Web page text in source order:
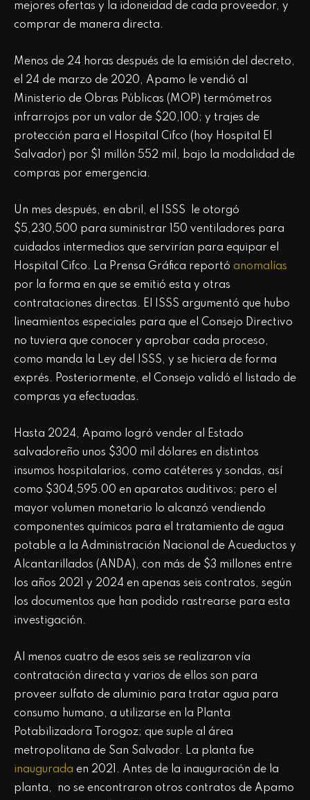
mejores ofertas y la idoneidad de cada proveedor, y
comprar de manera directa.
Menos de 24 horas después de la emisión del decreto,
el 24 de marzo de 2020, Apamo le vendió al
Ministerio de Obras Públicas (MOP) termómetros
infrarrojos por un valor de $20,100; y trajes de
protección para el Hospital Cifco (hoy Hospital El
Salvador) por $1 millón 552 mil, bajo la modalidad de
compras por emergencia.
Un mes después, en abril, el ISSS le otorgó
$5,230,500 para suministrar 150 ventiladores para
cuidados intermedios que servirían para equipar el
Hospital Cifco. La Prensa Gráfica reportó anomalías
por la forma en que se emitió esta y otras
contrataciones directas. El ISSS argumentó que hubo
lineamientos especiales para que el Consejo Directivo
no tuviera que conocer y aprobar cada proceso,
como manda la Ley del ISSS, y se hiciera de forma
exprés. Posteriormente, el Consejo validó el listado de
compras ya efectuadas.
Hasta 2024, Apamo logró vender al Estado
salvadoreño unos $300 mil dólares en distintos
insumos hospitalarios, como catéteres y sondas, así
como $304,595.00 en aparatos auditivos; pero el
mayor volumen monetario lo alcanzó vendiendo
componentes químicos para el tratamiento de agua
potable a la Administración Nacional de Acueductos y
Alcantarillados (ANDA), con más de $3 millones entre
los años 2021 y 2024 en apenas seis contratos, según
los documentos que han podido rastrearse para esta
investigación.
Al menos cuatro de esos seis se realizaron vía
contratación directa y varios de ellos son para
proveer sulfato de aluminio para tratar agua para
consumo humano, a utilizarse en la Planta
Potabilizadora Torogoz; que suple al área
metropolitana de San Salvador. La planta fue
inaugurada en 2021. Antes de la inauguración de la
planta, no se encontraron otros contratos de Apamo